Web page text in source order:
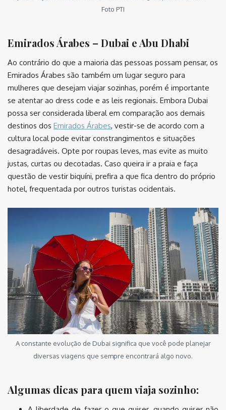
Foto PTI
Emirados Árabes – Dubai e Abu Dhabi
Ao contrário do que a maioria das pessoas possam pensar, os
Emirados Árabes são também um lugar seguro para
mulheres que desejam viajar sozinhas, porém é importante
se atentar ao dress code e as leis regionais. Embora Dubai
possa ser considerada liberal em comparação aos demais
destinos dos Emirados Árabes, vestir-se de acordo com a
cultura local pode evitar constrangimentos e situações
desagradáveis. Opte por roupas leves, mas evite as muito
justas, curtas ou decotadas. Caso queira ir a praia e faça
questão de vestir biquíni, prefira a que fica dentro do próprio
hotel, frequentada por outros turistas ocidentais.
A constante evolução de Dubai significa que você pode planejar
diversas viagens que sempre encontrará algo novo.
Algumas dicas para quem viaja sozinho: